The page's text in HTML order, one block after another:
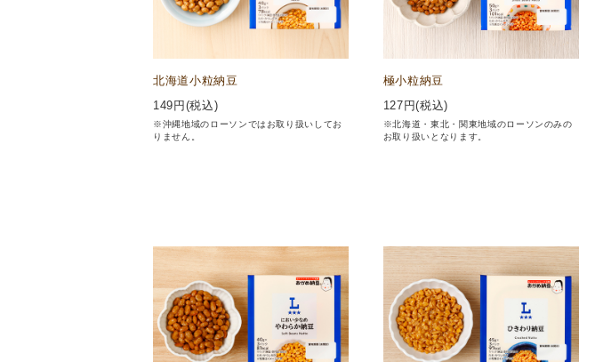
北海道小粒納豆
149 円(税込)
※沖縄地域のローソンではお取り扱いしてお
りません。
極小粒納豆
127 円(税込)
※北海道・東北・関東地域のローソンのみの
お取り扱いとなります。